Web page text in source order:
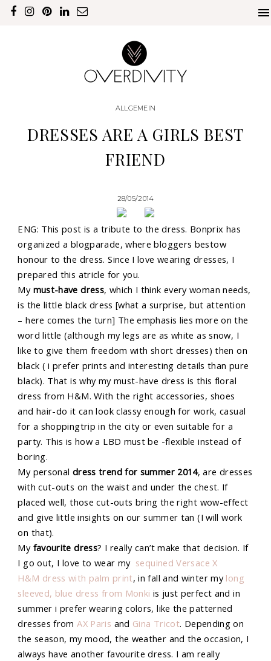
ALLGEMEIN
DRESSES ARE A GIRLS BEST
FRIEND
28/05/2014
ENG: This post is a tribute to the dress. Bonprix has
organized a blogparade, where bloggers bestow
honour to the dress. Since I love wearing dresses, I
prepared this atricle for you.
Mymust-have dress, which I think every woman needs,
is the little black dress [what a surprise, but attention
– here comes the turn] The emphasis lies more on the
word little (although my legs are as white as snow, I
like to give them freedom with short dresses) then on
black ( i prefer prints and interesting details than pure
black). That is why my must-have dress is this floral
dress from H&M. With the right accessories, shoes
and hair-do it can look classy enough for work, casual
for a shoppingtrip in the city or even suitable for a
party. This is how a LBD must be -flexible instead of
boring.
My personal dress trend for summer 2014, are dresses
with cut-outs on the waist and under the chest. If
placed well, those cut-outs bring the right wow-effect
and give little insights on our summer tan (I will work
on that).
My favourite dress? I really can’t make that decision. If
I go out, I love to wear my sequined Versace X
H&M dress with palm print, in fall and winter mylong
sleeved, blue dress from Monki is just perfect and in
summer i prefer wearing colors, like the patterned
dresses fromAX Paris and Gina Tricot. Depending on
the season, my mood, the weather and the occasion, I
always have another favourite dress. I am really